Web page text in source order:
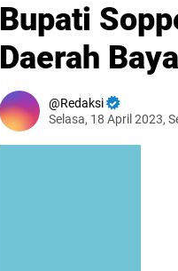
Bupati
Daerah
Redaksi
Selasa, 18 April 2023,